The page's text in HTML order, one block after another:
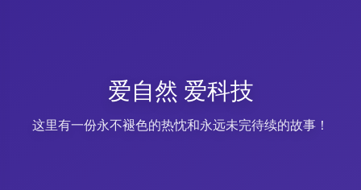
爱自然 爱科技
这里有一份永不褪色的热忱和永远未完待续的故事！